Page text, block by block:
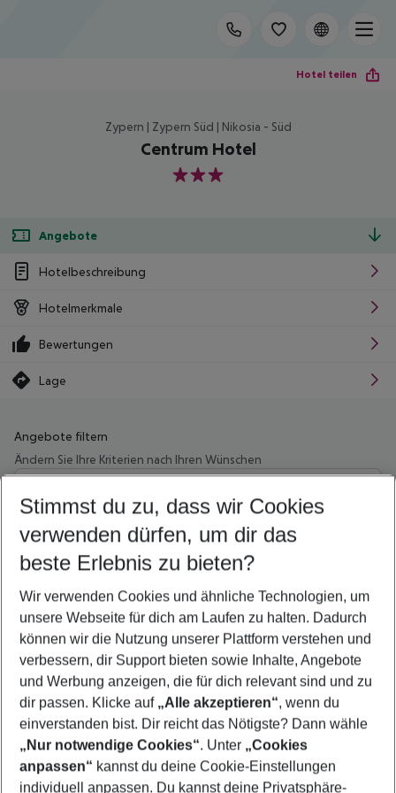
Hotel teilen
Zypern | Zypern Süd | Nikosia - Süd
Centrum Hotel
3
Angebote
Hotelbeschreibung
Hotelmerkmale
Bewertungen
Lage
Angebote filtern
Ändern Sie Ihre Kriterien nach Ihren Wünschen
Beliebiger Abflughafen
Wähle deinen Reisezeitraum
5-8 Nächte
2 Erwachsene Keine Kinder
Mehr Filter anzeigen
Footer
Footer navigation
Stimmst du zu, dass wir Cookies
verwenden dürfen, um dir das
beste Erlebnis zu bieten?
Wir verwenden Cookies und ähnliche Technologien, um
unsere Webseite für dich am Laufen zu halten. Dadurch
können wir die Nutzung unserer Plattform verstehen und
verbessern, dir Support bieten sowie Inhalte, Angebote
und Werbung anzeigen, die für dich relevant sind und zu
dir passen. Klicke auf „Alle akzeptieren“, wenn du
einverstanden bist. Dir reicht das Nötigste? Dann wähle
„Nur notwendige Cookies“. Unter „Cookies
anpassen“ kannst du deine Cookie-Einstellungen
individuell anpassen. Du kannst deine Privatsphäre-